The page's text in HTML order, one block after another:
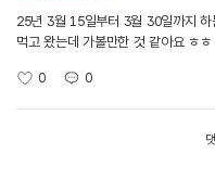
25년 3월 15일부터 3월 30일까지 하
먹고 왔는데 가볼만한 것 같아요 ㅎㅎ
0 0